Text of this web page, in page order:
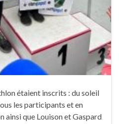
étaient inscrits : du soleil
les participants et en
ainsi que Louison et Gaspard